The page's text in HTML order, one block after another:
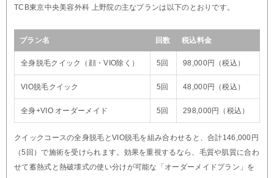
TCB東京中央美容外科 上野院の主なプランは以下のとおりです。
プラン名 回数 税込料金
全身脱毛クイック（顔・VIO除く） 5回 98,000円（税込）
VIO脱毛クイック 5回 48,000円（税込）
全身+VIO オーダーメイド 5回 298,000円（税込）
クイックコースの全身脱毛とVIO脱毛を組み合わせると、合計146,000円
（5回）で施術を受けられます。効果を重視するなら、毛質や肌質に合わ
せて蓄熱式と熱破壊式の使い分けが可能な「オーダーメイドプラン」を